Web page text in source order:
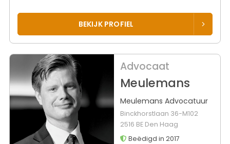
BEKIJK PROFIEL
Advocaat
Meulemans
Meulemans Advocatuur
Binckhorstlaan 36-M102
2516 BE Den Haag
Beëdigd in 2017